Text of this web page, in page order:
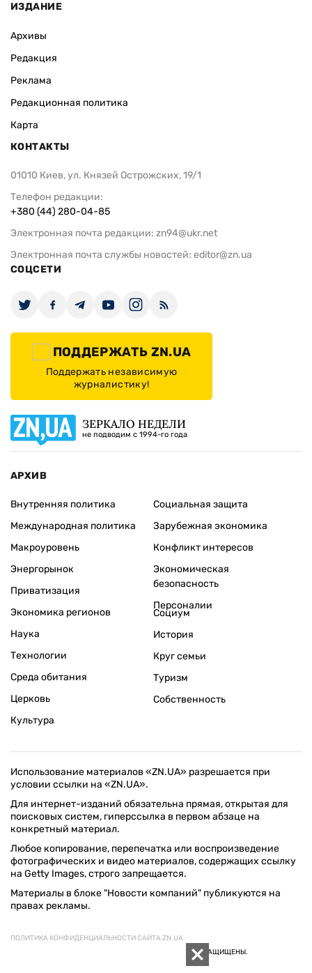
ИЗДАНИЕ
Архивы
Редакция
Реклама
Редакционная политика
Карта
КОНТАКТЫ
01010 Киев, ул. Князей Острожских, 19/1
Телефон редакции:
+380 (44) 280-04-85
Электронная почта редакции: zn94@ukr.net
Электронная почта службы новостей: editor@zn.ua
СОЦСЕТИ
ПОДДЕРЖАТЬ ZN.UA
Поддержать независимую
журналистику!
ЗЕРКАЛО НЕДЕЛИ
не подводим с 1994-го года
АРХИВ
Внутренняя политика
Международная политика
Макроуровень
Энергорынок
Приватизация
Экономика регионов
Социальная защита
Зарубежная экономика
Конфликт интересов
Экономическая
безопасность
Персоналии
Наука
Технологии
Среда обитания
Церковь
Культура
Социум
История
Круг семьи
Туризм
Собственность
Использование материалов «ZN.UA» разрешается при
условии ссылки на «ZN.UA».
Для интернет-изданий обязательна прямая, открытая для
поисковых систем, гиперссылка в первом абзаце на
конкретный материал.
Любое копирование, перепечатка или воспроизведение
фотографических и видео материалов, содержащих ссылку
на Getty Images, строго запрещается.
Материалы в блоке "Новости компаний" публикуются на
правах рекламы.
ПОЛИТИКА КОНФИДЕНЦИАЛЬНОСТИ САЙТА ZN.UA
© 1994–2026 «ЗЕРКАЛО НЕДЕЛИ. УКРАИНА». ВСЕ ПРАВА ЗАЩИЩЕНЫ.